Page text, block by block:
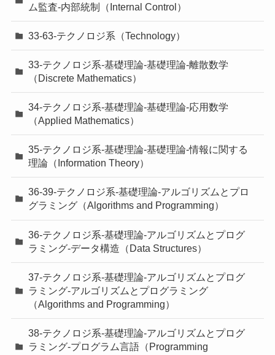
ム監査-内部統制（Internal Control）
33-63-テクノロジ系（Technology）
33-テクノロジ系-基礎理論-基礎理論-離散数学
（Discrete Mathematics）
34-テクノロジ系-基礎理論-基礎理論-応用数学
（Applied Mathematics）
35-テクノロジ系-基礎理論-基礎理論-情報に関する
理論（Information Theory）
36-39-テクノロジ系-基礎理論-アルゴリズムとプロ
グラミング（Algorithms and Programming）
36-テクノロジ系-基礎理論-アルゴリズムとプログ
ラミング-データ構造（Data Structures）
37-テクノロジ系-基礎理論-アルゴリズムとプログ
ラミング-アルゴリズムとプログラミング
（Algorithms and Programming）
38-テクノロジ系-基礎理論-アルゴリズムとプログ
ラミング-プログラム言語（Programming